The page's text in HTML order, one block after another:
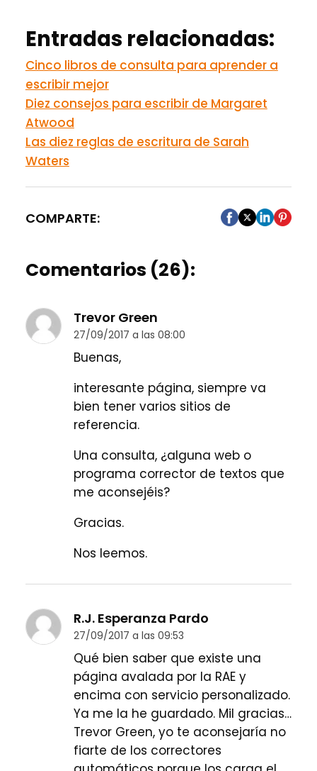
Entradas relacionadas:
Cinco libros de consulta para aprender a
escribir mejor
Diez consejos para escribir de Margaret
Atwood
Las diez reglas de escritura de Sarah
Waters
COMPARTE:
Comentarios (26):
Trevor Green
27/09/2017 a las 08:00
Buenas,
interesante página, siempre va
bien tener varios sitios de
referencia.
Una consulta, ¿alguna web o
programa corrector de textos que
me aconsejéis?
Gracias.
Nos leemos.
R.J. Esperanza Pardo
27/09/2017 a las 09:53
Qué bien saber que existe una
página avalada por la RAE y
encima con servicio personalizado.
Ya me la he guardado. Mil gracias…
Trevor Green, yo te aconsejaría no
fiarte de los correctores